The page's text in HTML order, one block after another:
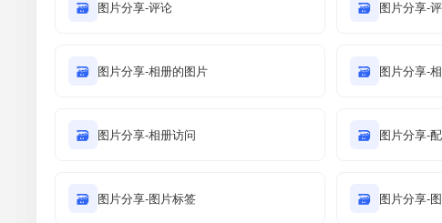
🗃 图片分享-评论 🗃 图片分享-
🗃 图片分享-相册的图片 🗃 图片分享-
🗃 图片分享-相册访问 🗃 图片分享-
🗃 图片分享-图片标签 🗃 图片分享-